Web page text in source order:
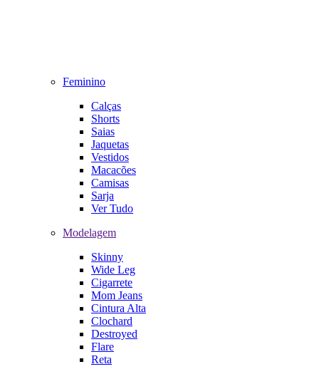
Feminino
Calças
Shorts
Saias
Jaquetas
Vestidos
Macacões
Camisas
Sarja
Ver Tudo
Modelagem
Skinny
Wide Leg
Cigarrete
Mom Jeans
Cintura Alta
Clochard
Destroyed
Flare
Reta